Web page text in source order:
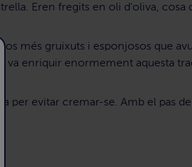
Eren fregits en oli d'oliva, cosa
més gruixuts i esponjosos que
va enriquir enormement aquesta
per evitar cremar-se. Amb el pas